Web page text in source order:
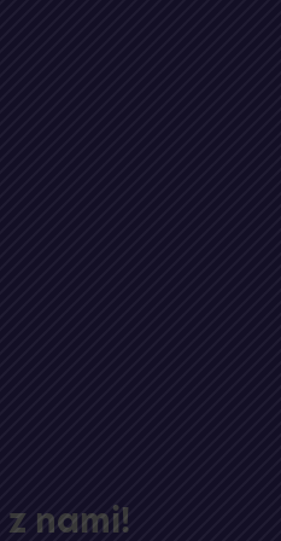
z nami!